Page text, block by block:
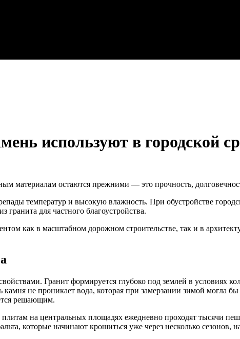
используют в городской
материалам остаются прежними — это прочность,
температур и высокую влажность. При обустройстве
для частного благоустройства.
как в масштабном дорожном строительстве, так и в
Гранит формируется глубоко под землей в условиях
не проникает вода, которая при замерзании зимой могла
решающим.
на центральных площадях ежедневно проходят тысячи
которые начинают крошиться уже через несколько сезонов,